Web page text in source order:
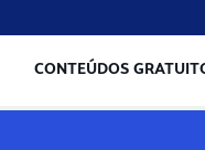
CONTEÚDOS